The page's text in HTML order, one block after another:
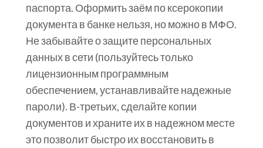
паспорта. Оформить заём по ксерокопии
документа в банке нельзя, но можно в МФО.
Не забывайте о защите персональных
данных в сети (пользуйтесь только
лицензионным программным
обеспечением, устанавливайте надежные
пароли). В-третьих, сделайте копии
документов и храните их в надежном месте
это позволит быстро их восстановить в